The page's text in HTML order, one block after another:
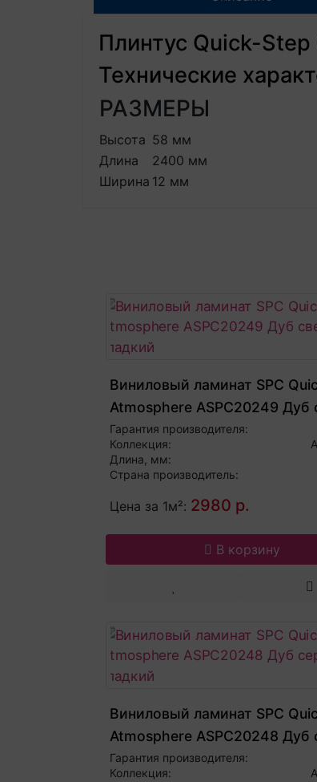
Плинтус Quick-Step
Технические
РАЗМЕРЫ
Высота 58 мм
Длина
2400 мм
Ширина 12 мм
Виниловый ламинат SPC
Atmosphere ASPC20249 Дуб
гладкий
Гарантия производителя:
Коллекция:
Длина, мм:
Страна производитель:
Цена за 1м²: 2980 р.
В корзину
Виниловый ламинат SPC
Atmosphere ASPC20248 Дуб
гладкий
Гарантия производителя:
Коллекция: